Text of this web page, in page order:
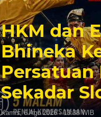
HKM dan
Bhineka
Persatuan
Sekadar
Kamis, 6 Agu 2026 - 13:38 WIB